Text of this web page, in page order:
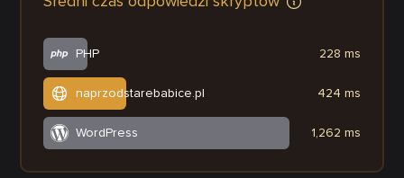
PHP
naprzodstarebabice.pl
WordPress
228 ms
424 ms
1,262 ms